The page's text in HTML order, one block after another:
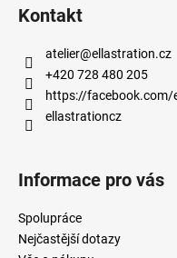
Kontakt
atelier@ellastration.cz
+420 728 480 205
https://facebook.com/
ellastrationcz
Informace pro vás
Spolupráce
Nejčastější dotazy